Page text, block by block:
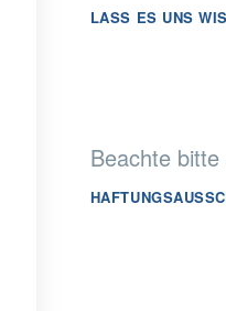
LASS ES UNS
Beachte bitte